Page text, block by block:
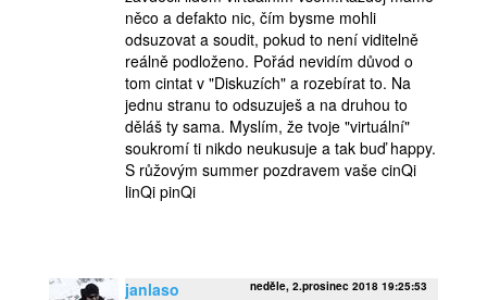
něco a defakto nic, čím bysme mohli
odsuzovat a soudit, pokud to není viditelně
reálně podloženo. Pořád nevidím důvod o
tom cintat v "Diskuzích" a rozebírat to. Na
jednu stranu to odsuzuješ a na druhou to
děláš ty sama. Myslím, že tvoje "virtuální"
soukromí ti nikdo neukusuje a tak buď happy.
S růžovým summer pozdravem vaše cinQi
linQi pinQi
janlaso neděle, 2.prosinec 2018 19:25:53